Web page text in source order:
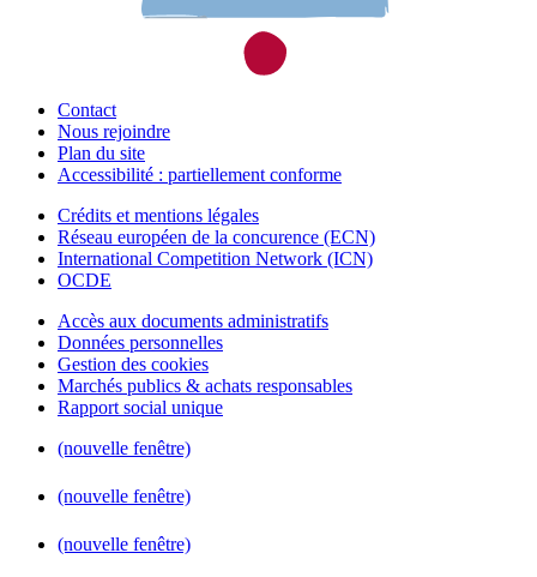
Contact
Nous rejoindre
Plan du site
Accessibilité : partiellement conforme
Crédits et mentions légales
Réseau européen de la concurence (ECN)
International Competition Network (ICN)
OCDE
Accès aux documents administratifs
Données personnelles
Gestion des cookies
Marchés publics & achats responsables
Rapport social unique
(nouvelle fenêtre)
(nouvelle fenêtre)
(nouvelle fenêtre)